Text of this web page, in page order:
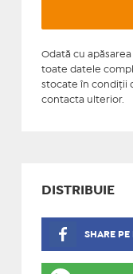
Odată cu
toate datele
stocate în condiţii
contacta ulterior.
DISTRIBUIE
SHARE PE